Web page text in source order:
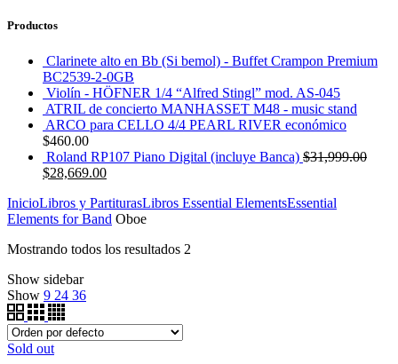
Productos
Clarinete alto en Bb (Si bemol) - Buffet Crampon Premium
BC2539-2-0GB
Violín - HÖFNER 1/4 “Alfred Stingl” mod. AS-045
ATRIL de concierto MANHASSET M48 - music stand
ARCO para CELLO 4/4 PEARL RIVER económico
$460.00
Roland RP107 Piano Digital (incluye Banca) $31,999.00
$28,669.00
InicioLibros y PartiturasLibros Essential ElementsEssential
Elements for Band Oboe
Mostrando todos los resultados 2
Show sidebar
Show 9 24 36
Sold out